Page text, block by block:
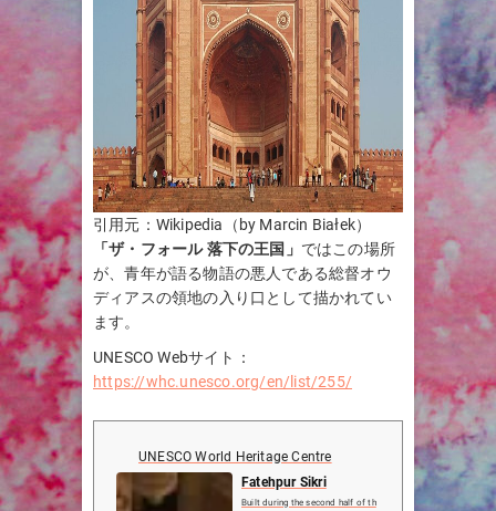
引用元：Wikipedia（by Marcin Białek）
「ザ・フォール 落下の王国」 ではこの場所
が、青年が語る物語の悪人である総督オウ
ディアスの領地の入り口として描かれてい
ます。
UNESCO Webサイト：
https://whc.unesco.org/en/list/255/
UNESCO World Heritage Centre
Fatehpur Sikri
Built during the second half of th